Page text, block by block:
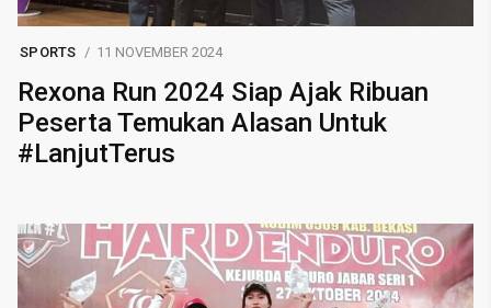
SPORTS 11 NOVEMBER 2024
Rexona Run 2024 Siap Ajak Ribuan
Peserta Temukan Alasan Untuk
#LanjutTerus